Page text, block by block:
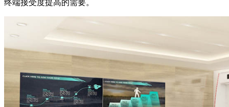
终端接受度提高的需要。